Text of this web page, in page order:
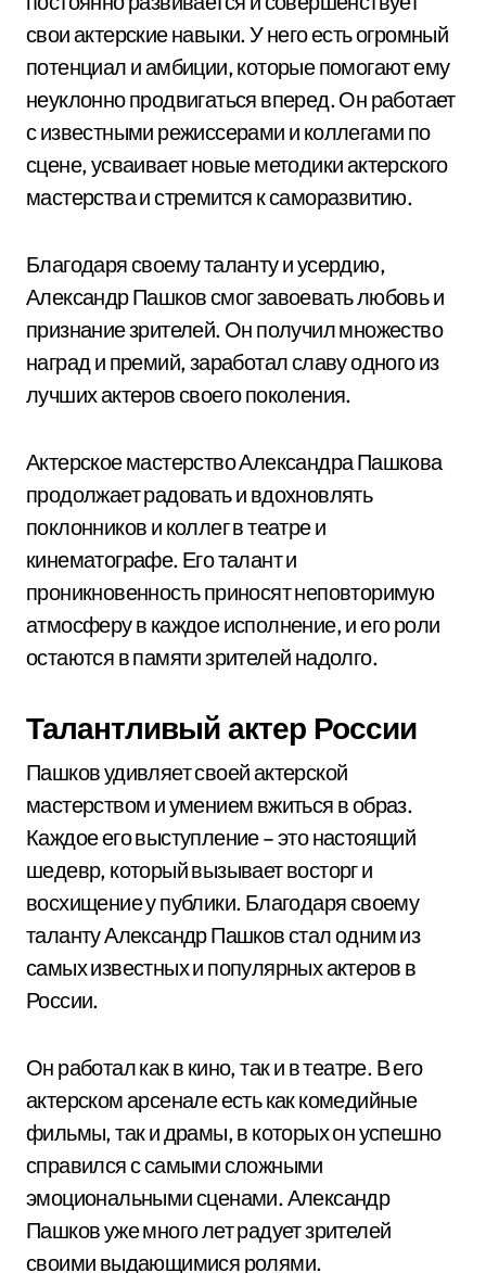
свои актерские навыки. У него есть огромный
потенциал и амбиции, которые помогают ему
неуклонно продвигаться вперед. Он работает
с известными режиссерами и коллегами по
сцене, усваивает новые методики актерского
мастерства и стремится к саморазвитию.
Благодаря своему таланту и усердию,
Александр Пашков смог завоевать любовь и
признание зрителей. Он получил множество
наград и премий, заработал славу одного из
лучших актеров своего поколения.
Актерское мастерство Александра Пашкова
продолжает радовать и вдохновлять
поклонников и коллег в театре и
кинематографе. Его талант и
проникновенность приносят неповторимую
атмосферу в каждое исполнение, и его роли
остаются в памяти зрителей надолго.
Талантливый актер России
Пашков удивляет своей актерской
мастерством и умением вжиться в образ.
Каждое его выступление – это настоящий
шедевр, который вызывает восторг и
восхищение у публики. Благодаря своему
таланту Александр Пашков стал одним из
самых известных и популярных актеров в
России.
Он работал как в кино, так и в театре. В его
актерском арсенале есть как комедийные
фильмы, так и драмы, в которых он успешно
справился с самыми сложными
эмоциональными сценами. Александр
Пашков уже много лет радует зрителей
своими выдающимися ролями.